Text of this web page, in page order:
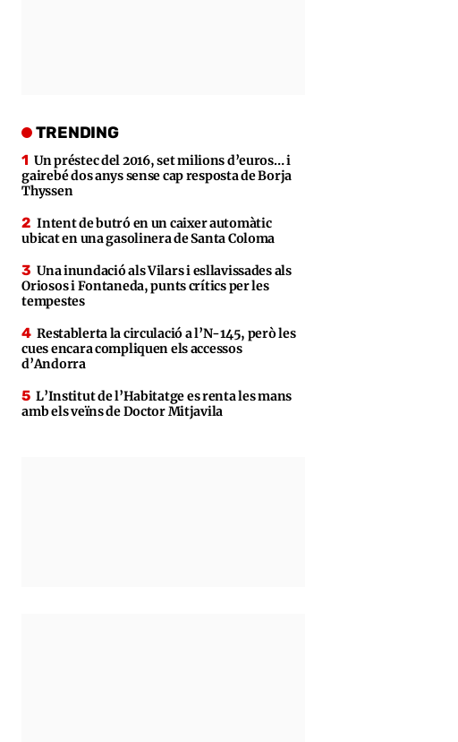
TRENDING
Un préstec del 2016, set milions d’euros… i
gairebé dos anys sense cap resposta de Borja
Thyssen
Intent de butró en un caixer automàtic
ubicat en una gasolinera de Santa Coloma
Una inundació als Vilars i esllavissades als
Oriosos i Fontaneda, punts crítics per les
tempestes
Restablerta la circulació a l’N-145, però les
cues encara compliquen els accessos
d’Andorra
L’Institut de l’Habitatge es renta les mans
amb els veïns de Doctor Mitjavila